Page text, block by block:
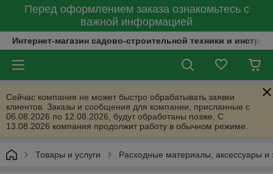
Перед оформлением заказа ознакомьтесь с
важной информацией
Интернет-магазин садово-строительной техники и
Сейчас компания не может быстро обрабатывать заявки
клиентов. Заказы и сообщения для компании, присланные с
06.08.2026 по 12.08.2026, будут обработаны позже. С
13.08.2026 компания продолжит работу в обычном режиме.
Товары и услуги Расходные материалы, аксессуары и